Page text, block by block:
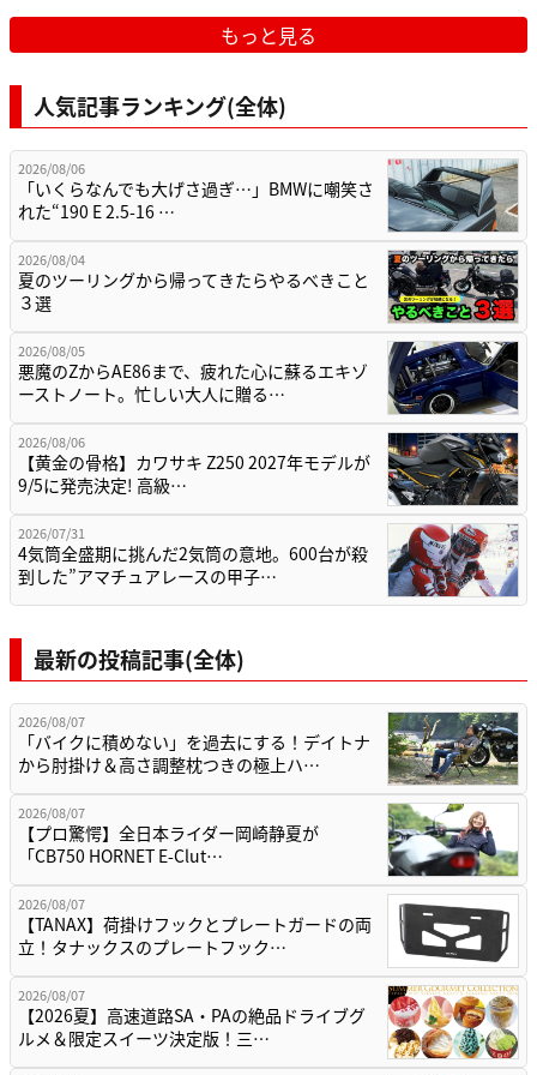
もっと見る
人気記事ランキング(全体)
2026/08/06
「いくらなんでも大げさ過ぎ…」BMWに嘲笑さ
れた“190 E 2.5-16 …
2026/08/04
夏のツーリングから帰ってきたらやるべきこと
３選
2026/08/05
悪魔のZからAE86まで、疲れた心に蘇るエキゾ
ーストノート。忙しい大人に贈る…
2026/08/06
【黄金の骨格】カワサキ Z250 2027年モデルが
9/5に発売決定! 高級…
2026/07/31
4気筒全盛期に挑んだ2気筒の意地。600台が殺
到した”アマチュアレースの甲子…
最新の投稿記事(全体)
2026/08/07
「バイクに積めない」を過去にする！デイトナ
から肘掛け＆高さ調整枕つきの極上ハ…
2026/08/07
【プロ驚愕】全日本ライダー岡崎静夏が
「CB750 HORNET E-Clut…
2026/08/07
【TANAX】荷掛けフックとプレートガードの両
立！タナックスのプレートフック…
2026/08/07
【2026夏】高速道路SA・PAの絶品ドライブグ
ルメ＆限定スイーツ決定版！三…